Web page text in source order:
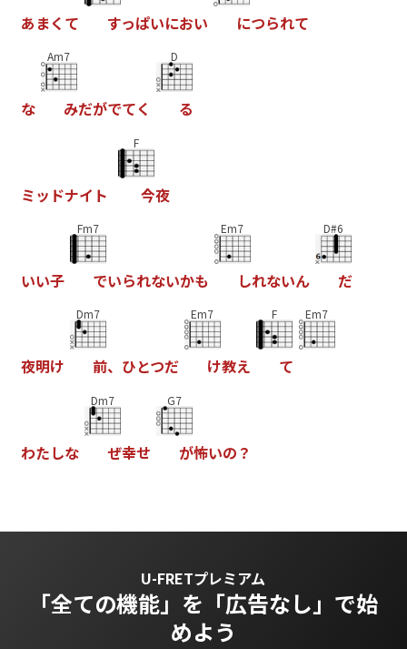
あ まく て すっぱいにおい につられて
な
Am7
みだがでてく
D
る
ミッ ドナイ ト
F
今夜
いい子
Fm7
でいられないかも
Em7
しれないん
D#6
だ
夜明け
Dm7
前、 ひとつだ
Em7
け教え
F
て
Em7
わたしな
Dm7
ぜ幸せ
G7
が怖いの ？
U-FRETプレミアム
「全ての機能」を 「広告なし」で始
めよう